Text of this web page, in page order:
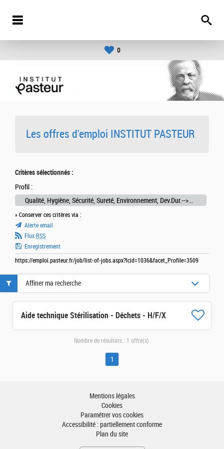
0
Les offres d'emploi INSTITUT PASTEUR
Critères sélectionnés :
Profil :
Qualité, Hygiène, Sécurité, Sureté, Environnement, Dev.Dur.-->Aide technique (Qualité, Hygiène, Sécurité, Sureté, Environnement, Dev.Dur.)
» Conserver ces critères via :
Alerte email
Flux RSS
Enregistrement
https://emploi.pasteur.fr/job/list-of-jobs.aspx?lcid=1036&facet_Profile=3509
Aide technique Stérilisation - Déchets - H/F/X
Affiner ma recherche
Nombre de résultats : 1 offre(s)
1
Mentions légales
Cookies
Paramétrer vos cookies
Accessibilité : partiellement conforme
Plan du site